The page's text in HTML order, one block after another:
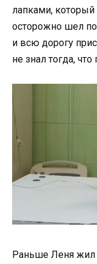
лапками,
осторожно шел по
и всю дорогу
не знал тогда,
Раньше Леня жил